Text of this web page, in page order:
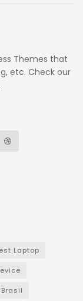
Themes that
etc. Check our
Laptop